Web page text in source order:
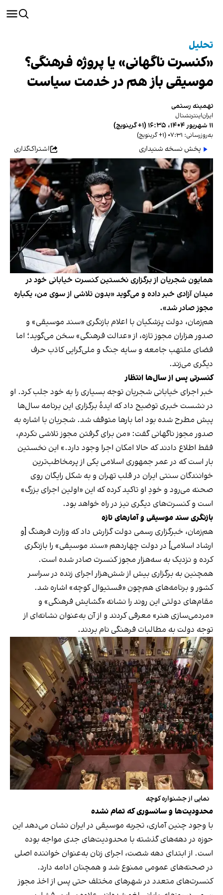
تحلیل
«کنسرت ناگهانی» یا پروژه فرهنگی؟
موسیقی باز هم در خدمت سیاست
تهمینه رستمی
ایران‌اینترنشنال
۱۱ شهریور ۱۴۰۴، ۱۶:۳۵ (‎+۱ گرینویچ)
به‌روزرسانی: ۰۷:۳۱ (‎+۱ گرینویچ)
پخش نسخه شنیداری اشتراک‌گذاری
همایون شجریان از برگزاری نخستین کنسرت خیابانی خود در
میدان آزادی خبر داده و می‌گوید «بدون تلاشی از سوی من، یکباره
مجوز صادر شد».
هم‌زمان، دولت پزشکیان با اعلام بازنگری «سند موسیقی» و
صدور هزاران مجوز تازه، از «عدالت فرهنگی» سخن می‌گوید؛ اما
فضای ملتهب جامعه و سایه جنگ و ملی‌گرایی کاذب حرف
دیگری می‌زند.
کنسرتی پس از سال‌ها انتظار
خبر اجرای خیابانی شجریان توجه بسیاری را به خود جلب کرد. او
در نشست خبری توضیح داد که ایدهٔ برگزاری این برنامه سال‌ها
پیش مطرح شده بود اما بارها متوقف شد. شجریان با اشاره به
صدور مجوز ناگهانی گفت: «من برای گرفتن مجوز تلاشی نکردم،
فقط اطلاع دادند که حالا امکان اجرا وجود دارد.» این نخستین
بار است که در عمر جمهوری اسلامی یکی از پرمخاطب‌ترین
خوانندگان سنتی ایران در قلب تهران و به شکل رایگان روی
صحنه می‌رود و خودِ او تاکید کرده که این «اولین اجرای بزرگ»
است و کنسرت‌های دیگری نیز در راه خواهد بود.
بازنگری سند موسیقی و آمارهای تازه
هم‌زمان، خبرگزاری رسمی دولت گزارش داد که وزارت فرهنگ [و
ارشاد اسلامی] در دولت چهاردهم «سند موسیقی» را بازنگری
کرده و نزدیک به سه‌هزار مجوز کنسرت صادر شده است.
همچنین به برگزاری بیش از شش‌هزار اجرای زنده در سراسر
کشور و برنامه‌های هم‌چون «فستیوال کوچه» اشاره شد.
مقام‌های دولتی این روند را نشانه «گشایش فرهنگی» و
«مردمی‌سازی هنر» معرفی کردند و از آن به‌عنوان نشانه‌ای از
توجه دولت به مطالبات فرهنگی نام بردند.
نمایی از جشنواره کوچه
محدودیت‌ها و سانسوری که تمام نشده
با وجود چنین آماری، تجربه موسیقی در ایران نشان می‌دهد این
حوزه در دهه‌های گذشته با محدودیت‌های جدی مواجه بوده
است. از ابتدای دهه شصت، اجرای زنان به‌عنوان خواننده اصلی
در صحنه‌های عمومی ممنوع شد و همچنان ادامه دارد.
کنسرت‌های متعدد در شهرهای مختلف حتی پس از اخذ مجوز